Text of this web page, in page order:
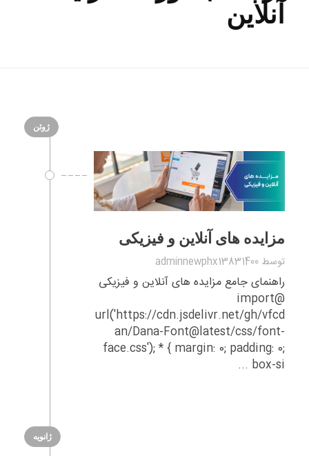
آنلاین
ژوئن
مزایده های آنلاین و فیزیکی
توسط adminnewphx13831400
راهنمای جامع مزایده‌ های آنلاین و فیزیکی
@import
url('https://cdn.jsdelivr.net/gh/vfcd
an/Dana-Font@latest/css/font-
face.css'); * { margin: 0; padding: 0;
box-si ...
ژانویه